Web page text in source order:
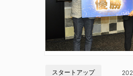
スタートアップ